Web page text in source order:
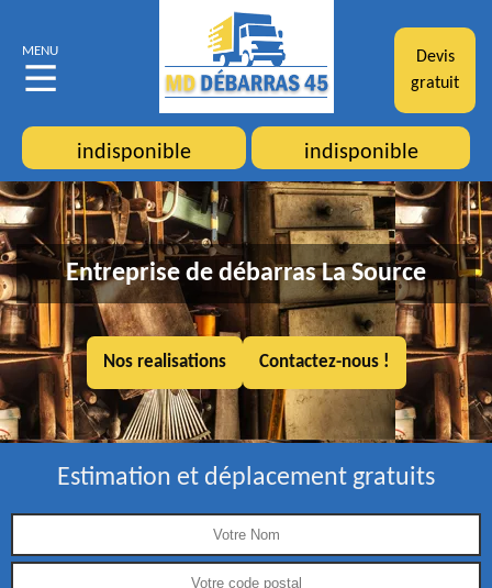
MENU
Devis
gratuit
indisponible indisponible
Entreprise de débarras La Source
Nos realisations Contactez-nous !
Estimation et déplacement gratuits